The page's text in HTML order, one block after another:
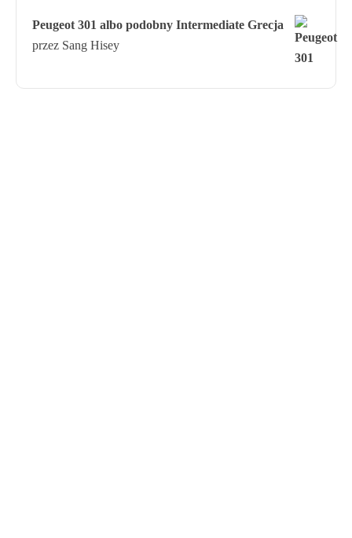
Peugeot 301 albo podobny Intermediate Grecja
przez Sang Hisey